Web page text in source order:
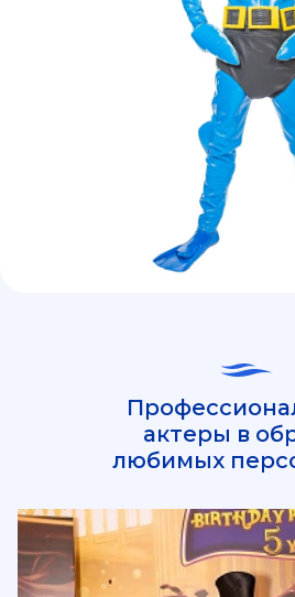
актеры в
любимых